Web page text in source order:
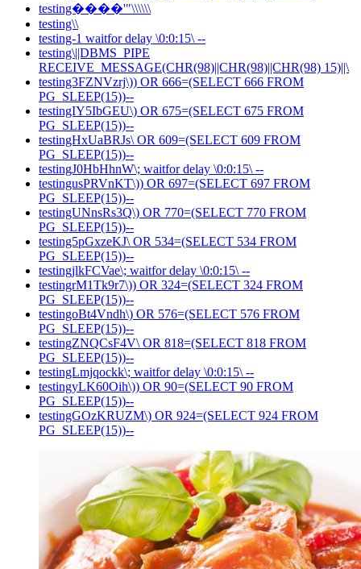
testing����'"\\\\\\
testing\\
testing-1 waitfor delay \0:0:15\ --
testing\||DBMS_PIPE
RECEIVE_MESSAGE(CHR(98)||CHR(98)||CHR(98) 15)||\
testing3FZNVzrj\)) OR 666=(SELECT 666 FROM
PG_SLEEP(15))--
testingIY5IbGEU\) OR 675=(SELECT 675 FROM
PG_SLEEP(15))--
testingHxUaBRJs\ OR 609=(SELECT 609 FROM
PG_SLEEP(15))--
testingJ0HbHhnW\; waitfor delay \0:0:15\ --
testingusPRVnKT\)) OR 697=(SELECT 697 FROM
PG_SLEEP(15))--
testingUNnsRs3Q\) OR 770=(SELECT 770 FROM
PG_SLEEP(15))--
testing5pGxzeKJ\ OR 534=(SELECT 534 FROM
PG_SLEEP(15))--
testingjlkFCVae\; waitfor delay \0:0:15\ --
testingrM1Tk9r7\)) OR 324=(SELECT 324 FROM
PG_SLEEP(15))--
testingoBt4Vndh\) OR 576=(SELECT 576 FROM
PG_SLEEP(15))--
testingZNQCsF4V\ OR 818=(SELECT 818 FROM
PG_SLEEP(15))--
testingLmjqockk\; waitfor delay \0:0:15\ --
testingyLK60Oih\)) OR 90=(SELECT 90 FROM
PG_SLEEP(15))--
testingGOzKRUZM\) OR 924=(SELECT 924 FROM
PG_SLEEP(15))--